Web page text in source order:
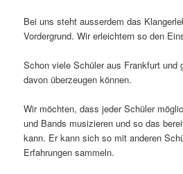
Bei uns steht ausserdem das
Vordergrund. Wir erleichtern so den
Schon viele Schüler aus Frankfurt und
davon überzeugen können.
Wir möchten, dass jeder Schüler
und Bands musizieren und so das
kann. Er kann sich so mit anderen
Erfahrungen sammeln.